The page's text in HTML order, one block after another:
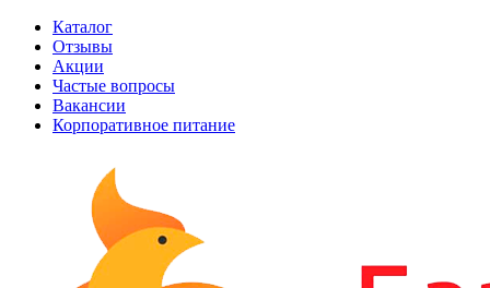
Каталог
Отзывы
Акции
Частые вопросы
Вакансии
Корпоративное питание